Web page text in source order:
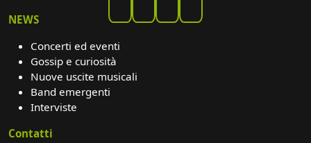
NEWS
Concerti ed eventi
Gossip e curiosità
Nuove uscite musicali
Band emergenti
Interviste
Contatti